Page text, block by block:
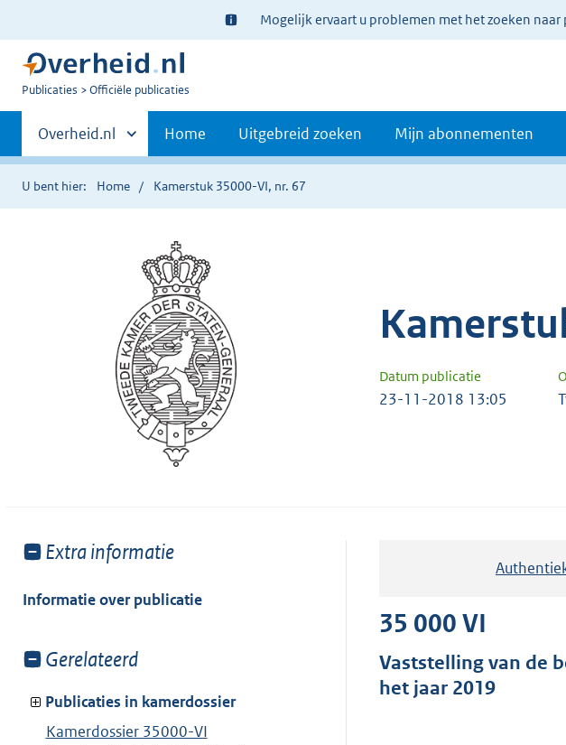
Ter
informatie:
Mogelijk ervaart u problemen met het zoeken
U
Publicaties Officiële publicaties
Primaire
navigatie
Andere
sites
binnen
Overheid.nl Home Uitgebreid zoeken Mijn abonnementen
U bent hier: Home Kamerstuk 35000-VI, nr. 67
Datum publicatie
23-11-2018 13:05
Toon
van:
Extra informatie
Informatie over publicatie
Toon
van:
Gerelateerd
Publicaties in kamerdossier
Kamerdossier 35000-VI
35 000 VI
Vaststelling van de
het jaar 2019